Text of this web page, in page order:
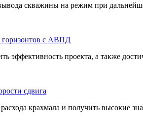
скважины на режим при
горизонтов с АВПД
эффективность проекта, а также
сдвига
крахмала и получить высокие